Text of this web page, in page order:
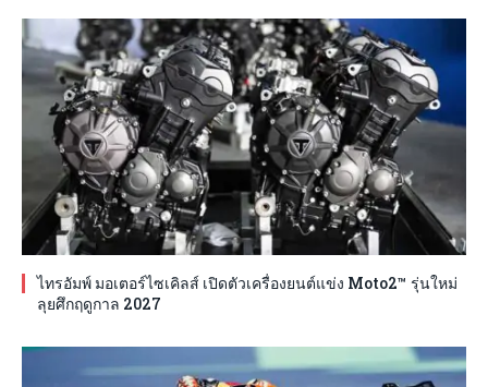
ไทรอัมพ์ มอเตอร์ไซเคิลส์ เปิดตัวเครื่องยนต์แข่ง Moto2™ รุ่นใหม่
ลุยศึกฤดูกาล 2027